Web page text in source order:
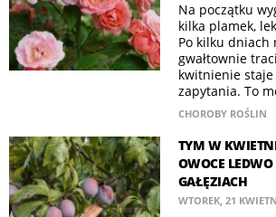
Na początku
kilka plamek,
Po kilku dniach
gwałtownie
kwitnienie
zapytania. To
CHOROBY ROŚLIN
TYM W
OWOCE
GAŁĘZIACH
WTOREK, 21